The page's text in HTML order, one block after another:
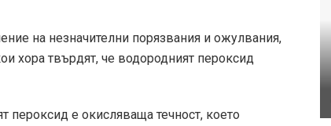
на незначителни порязвания и ожулвания,
хора твърдят, че водородният пероксид
пероксид е окисляваща течност, което